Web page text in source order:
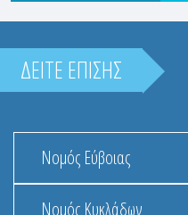
ΔΕΙΤΕ ΕΠΙΣΗΣ
Νομός Εύβοιας
Νομός Κυκλάδων